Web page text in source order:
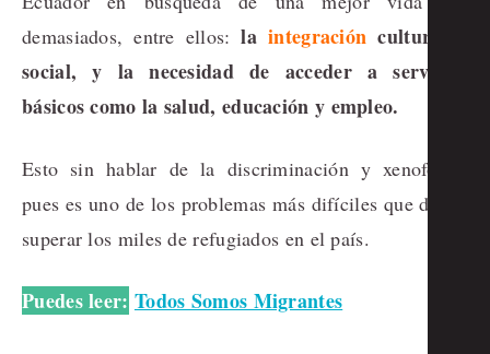
demasiados, entre ellos: laintegración cultural y
social, y la necesidad de acceder a servicios
básicos como la salud, educación y empleo.
Esto sin hablar de la discriminación y xenofobia,
pues es uno de los problemas más difíciles que deben
superar los miles de refugiados en el país.
Puedes leer: Todos Somos Migrantes